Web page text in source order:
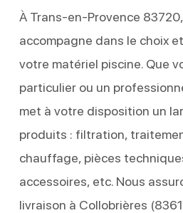
À Trans-en-Provence
accompagne dans le choix
votre matériel piscine. Que
particulier ou un
met à votre disposition un
produits : filtration,
chauffage, pièces
accessoires, etc. Nous
livraison à Collobrières